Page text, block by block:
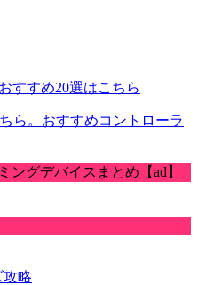
すすめ20選はこちら
ら。おすすめコントローラ
ングデバイスまとめ【ad】
攻略